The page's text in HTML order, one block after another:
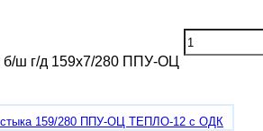
б/ш г/д 159х7/280 ППУ-ОЦ